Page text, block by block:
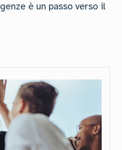
è un passo verso il